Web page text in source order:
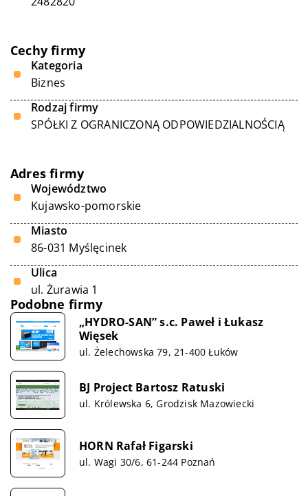
Cechy firmy
Kategoria
Biznes
Rodzaj firmy
SPÓŁKI Z OGRANICZONĄ ODPOWIEDZIALNOŚCIĄ
Adres firmy
Województwo
Kujawsko-pomorskie
Miasto
86-031 Myślęcinek
Ulica
ul. Żurawia 1
Podobne firmy
„HYDRO-SAN” s.c. Paweł i Łukasz
Więsek
ul. Żelechowska 79, 21-400 Łuków
BJ Project Bartosz Ratuski
ul. Królewska 6, Grodzisk Mazowiecki
HORN Rafał Figarski
ul. Wagi 30/6, 61-244 Poznań